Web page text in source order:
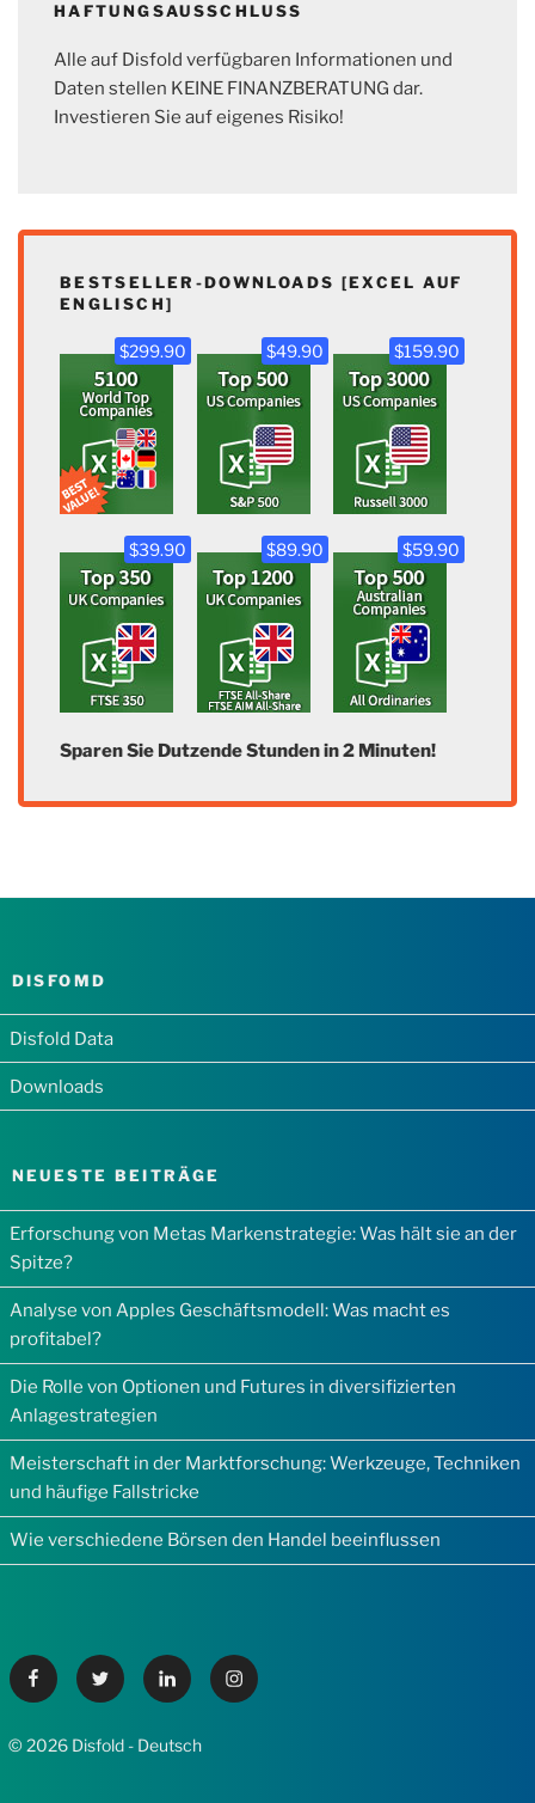
HAFTUNGSAUSSCHLUSS
Alle auf Disfold verfügbaren Informationen und
Daten stellen KEINE FINANZBERATUNG dar.
Investieren Sie auf eigenes Risiko!
BESTSELLER-DOWNLOADS [EXCEL AUF
ENGLISCH]
$299.90 $49.90 $159.90
$39.90 $89.90 $59.90
Sparen Sie Dutzende Stunden in 2 Minuten!
DISFOMD
Disfold Data
Downloads
NEUESTE BEITRÄGE
Erforschung von Metas Markenstrategie: Was hält sie an der
Spitze?
Analyse von Apples Geschäftsmodell: Was macht es
profitabel?
Die Rolle von Optionen und Futures in diversifizierten
Anlagestrategien
Meisterschaft in der Marktforschung: Werkzeuge, Techniken
und häufige Fallstricke
Wie verschiedene Börsen den Handel beeinflussen
FacebookTwitter LinkedinInstagram
© 2026 Disfold - Deutsch